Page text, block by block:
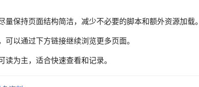
量保持页面结构简洁，减少不必要的脚本和额外资源加载。
可以通过下方链接继续浏览更多页面。
读为主，适合快速查看和记录。